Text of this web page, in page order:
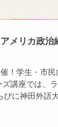
メリカ政
！学生・市
講座では、
びに神田外語